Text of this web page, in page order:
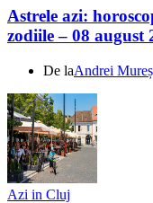
Astrele azi:
zodiile – 08 august
De laAndrei
Azi in Cluj